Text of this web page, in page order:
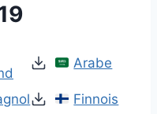
Arabe
Finnois